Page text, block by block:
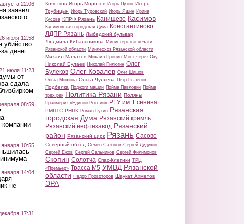
22:06
заявил
июля 12:58
убийство
денег
июля 11:23
от
сдала
08:59
января 10:55
января 14:04
не
17:31
Кочетков Игорь Морозов Игорь Путин Игорь
Трубицын Игорь Туровский Игорь Яшин Ирина
Кусова КПРФ Рязань Канищево Касимов
Касимовская городская Дума Константиново
ЛДПР Рязань Лыбедский бульвар
Людмила Кибальникова Министерство печати
Рязанской области Минлесхоз Рязанской области
Михаил Малахов Михаил Пронин Мост через Оку
Николай Булаев Николай Пилюгин Олег
Булеков Олег Ковалев Олег Шишов
Ольга Мишина Ольга Чуляева Петр Пыленок
Подбелка Поджоги машин Пойма Павловки Пойма
трех рек Политика Рязани Поляны
Праймериз «Единой России» РГУ им. Есенина
РМПТС РНПК Роман Путин Рязанская
городская Дума Рязанский кремль
Рязанский нефтезавод Рязанский
район Рязанский цирк Рязань Сасово
Северный обход Семен Сазонов Сергей Дудукин
Сергей Ежов Сергей Сальников Сергей Филимонов
Скопин Солотча Спас-Клепики ТРЦ
«Премьер» Трасса М5 УМВД Рязанской
области Федор Провоторов Шаукат Ахметов
ЭРА